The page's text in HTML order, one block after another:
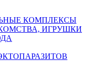
КОМПЛЕКСЫ
ИГРУШКИ